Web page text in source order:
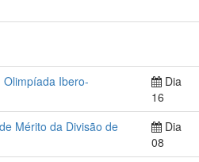
Olimpíada Ibero-
Dia
16
Mérito da Divisão de
Dia
08